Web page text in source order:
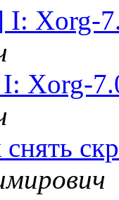
Xorg-
Xorg-